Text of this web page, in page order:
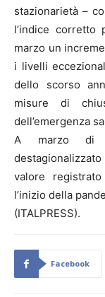
stazionarietà –
l’indice
marzo un
i livelli
dello scorso
misure di
dell’emergenza
A marzo di
valore
l’inizio della
(ITALPRESS).
Facebook